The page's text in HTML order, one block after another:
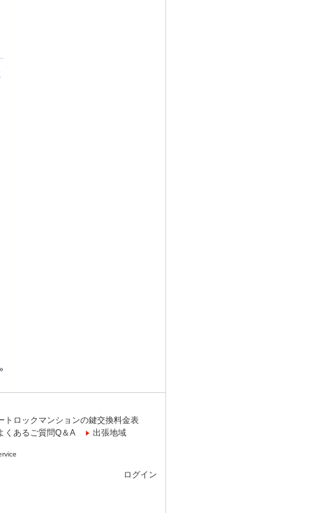
トロックマンションの鍵交換料金表
くあるご質問Q＆A 出張地域
ログイン